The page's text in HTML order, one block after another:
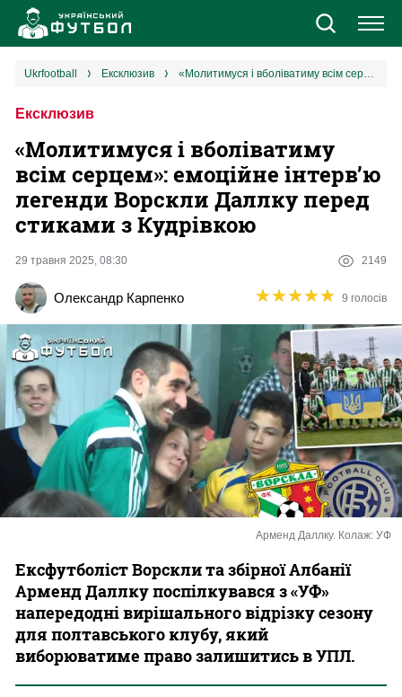
Новини
Єврокубки
УПЛ
2 ліга
Різне
Букмекери
Казино
ukrfootball ексклюзив «Молитимуся і вболіватиму всім серцем»: емоційне інтерв’ю легенди Ворскли Даллку перед стиками з Кудрівкою
Ексклюзив
«Молитимуся і вболіватиму
всім серцем»: емоційне інтерв’ю
легенди Ворскли Даллку перед
стиками з Кудрівкою
29 травня 2025, 08:30 2149
Олександр Карпенко ★★★★★
★★★★★ 9 голосів
Арменд Даллку. Колаж: УФ
Ексфутболіст Ворскли та збірної Албанії
Арменд Даллку поспілкувався з «УФ»
напередодні вирішального відрізку сезону
для полтавського клубу, який
виборюватиме право залишитись в УПЛ.